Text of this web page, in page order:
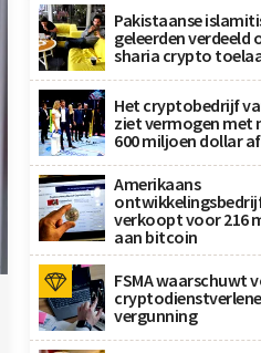
Pakistaanse
geleerden verdeeld
sharia crypto
Het cryptobedrijf
ziet vermogen met
600 miljoen dollar
Amerikaans
verkoopt voor 216
aan bitcoin
FSMA waarschuwt
vergunning